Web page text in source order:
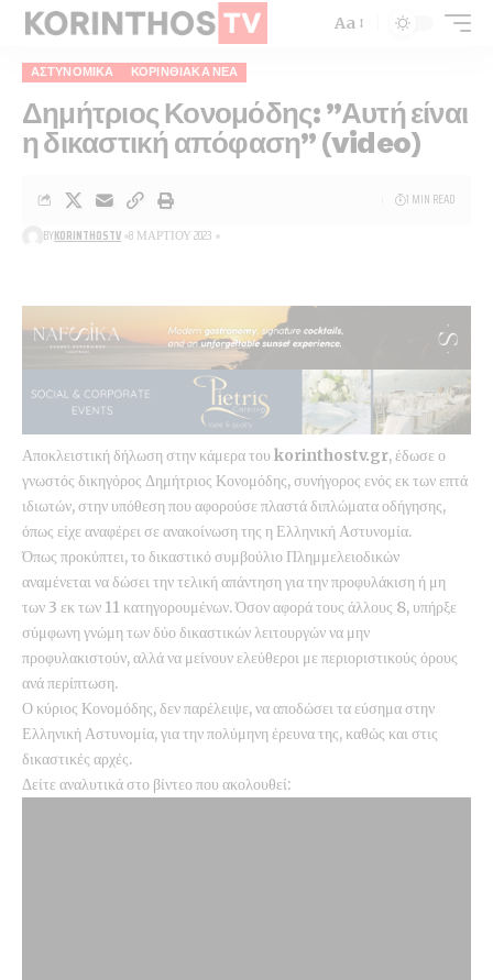
Aa
ΑΣΤΥΝΟΜΙΚΆ ΚΟΡΙΝΘΙΑΚΆ ΝΈΑ
Δημήτριος Κονομόδης: ”Αυτή είναι
η δικαστική απόφαση” (video)
BYKORINTHOSTV 8 ΜΑΡΤΊΟΥ 2023
1 MIN READ
Αποκλειστική δήλωση στην κάμερα τουkorinthostv.gr, έδωσε ο
γνωστός δικηγόρος Δημήτριος Κονομόδης, συνήγορος ενός εκ των επτά
ιδιωτών, στην υπόθεση που αφορούσε πλαστά διπλώματα οδήγησης,
όπως είχε αναφέρει σε ανακοίνωση της η Ελληνική Αστυνομία.
Όπως προκύπτει, το δικαστικό συμβούλιο Πλημμελειοδικών
αναμένεται να δώσει την τελική απάντηση για την προφυλάκιση ή μη
των 3 εκ των 11 κατηγορουμένων. Όσον αφορά τους άλλους 8, υπήρξε
σύμφωνη γνώμη των δύο δικαστικών λειτουργών να μην
προφυλακιστούν, αλλά να μείνουν ελεύθεροι με περιοριστικούς όρους
ανά περίπτωση.
Ο κύριος Κονομόδης, δεν παρέλειψε, να αποδώσει τα εύσημα στην
Ελληνική Αστυνομία, για την πολύμηνη έρευνα της, καθώς και στις
δικαστικές αρχές.
Δείτε αναλυτικά στο βίντεο που ακολουθεί: